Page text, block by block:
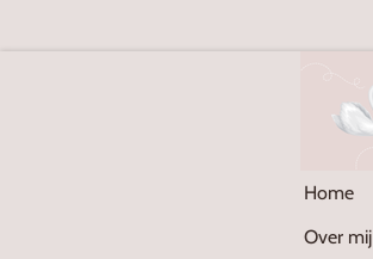
Home
Over mij